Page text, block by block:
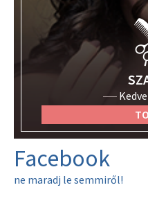
Facebook
ne maradj le semmiről!